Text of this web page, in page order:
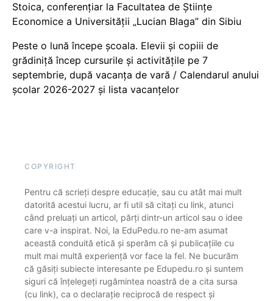
Stoica, conferențiar la Facultatea de Științe
Economice a Universității „Lucian Blaga” din Sibiu
Peste o lună începe școala. Elevii și copiii de
grădiniță încep cursurile și activitățile pe 7
septembrie, după vacanța de vară / Calendarul anului
școlar 2026-2027 și lista vacanțelor
COPYRIGHT
Pentru că scrieți despre educație, sau cu atât mai mult
datorită acestui lucru, ar fi util să citați cu link, atunci
când preluați un articol, părți dintr-un articol sau o idee
care v-a inspirat. Noi, la EduPedu.ro ne-am asumat
această conduită etică și sperăm că și publicațiile cu
mult mai multă experiență vor face la fel. Ne bucurăm
că găsiți subiecte interesante pe Edupedu.ro și suntem
siguri că înțelegeți rugămintea noastră de a cita sursa
(cu link), ca o declarație reciprocă de respect și